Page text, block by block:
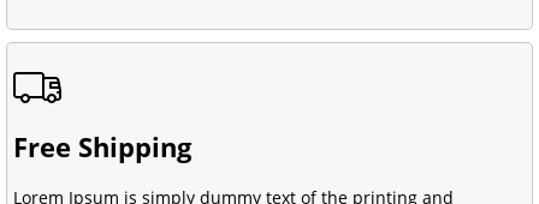
Free Shipping
Lorem Ipsum is simply dummy text of the printing and